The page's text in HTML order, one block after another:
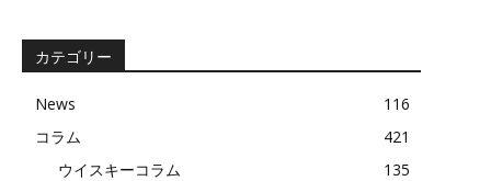
事
カテゴリー
News
116
コラム
421
ウイスキーコラム
135